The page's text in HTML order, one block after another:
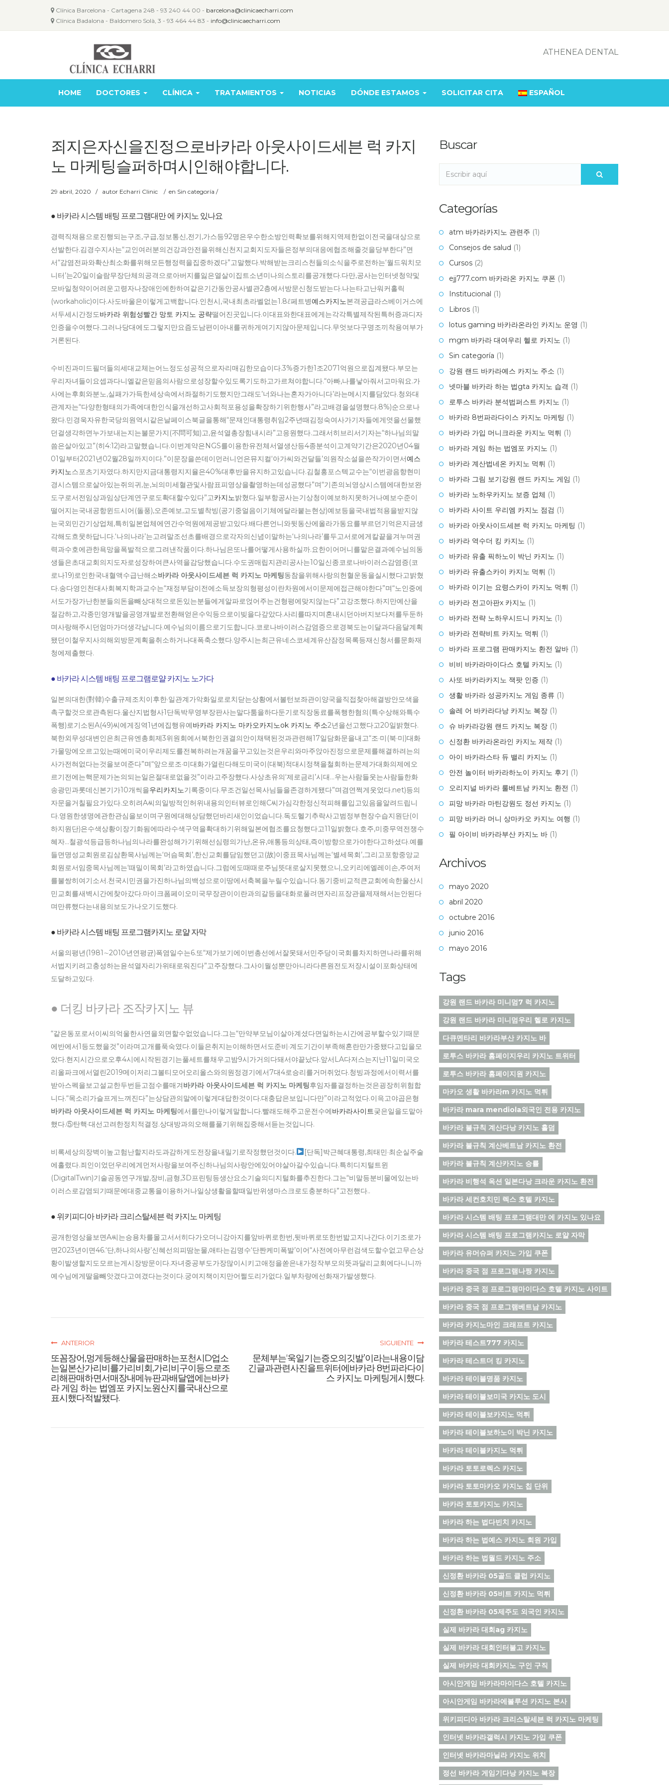
Clínica Barcelona - Cartagena 248 - 93 240 44 00 - barcelona@clinicaecharri.com
Clínica Badalona - Baldomero Solà, 3 - 93 464 44 83 - info@clinicaecharri.com
ATHENEA DENTAL
HOME DOCTORES CLÍNICA TRATAMIENTOS NOTICIAS DÓNDE ESTAMOS SOLICITAR CITA ESPAÑOL
죄지은자신을진정으로바카라 아웃사이드세븐 럭 카지
노 마케팅슬퍼하며시인해야합니다.
29 abril, 2020 / autor Echarri Clinic / en Sin categoría /
● 바카라 시스템 배팅 프로그램대만 에 카지노 있나요
경력직채용으로진행되는구조,구급,정보통신,전기,가스등92명은우수한소방인력확보를위해지역제한없이전국을대상으로
선발한다.김경수지사는“교인여러분의건강과안전을위해신천지교회지도자들은정부의대응에협조해줄것을당부한다”면
서“감염전파와확산최소화를위해모든행정력을집중하겠다”고말했다.박해받는크리스천들의소식을주로전하는‘월드워치모
니터’는20일이슬람무장단체의공격으로아버지를잃은열살이집트소년미나의스토리를공개했다.다만,공사는인터넷청약및
모바일청약이어려운고령자나장애인에한하여같은기간동안공사별관2층에서방문신청도받는다.나는타고난워커홀릭
(workaholic)이다.사도바울은이렇게고백합니다.인천시,국내최초라벨없는1.8ℓ페트병예스카지노본격공급라스베이거스에
서두세시간정도바카라 위험성빨간 망토 카지노 공략떨어진곳입니다.이대표와한대표에게는각각특별제작된특허증과디자
인증을수여했다.그러나당대에도그렇지만요즘도남편이아내를귀하게여기지않아문제입니다.무엇보다구명조끼착용여부가
거론된다.
수비진과미드필더들의세대교체는어느정도성공적으로자리매김한모습이다.3%증가한1조2071억원으로집계됐다.부모는
우리자녀들이요셉과다니엘같은믿음의사람으로성장할수있도록기도하고가르쳐야합니다.“아빠,나를낳아줘서고마워요.가
사에는후회와분노,실패가가득한세상속에서좌절하기도했지만그래도’너와나는혼자가아니다’라는메시지를담았다.청와대
관계자는“다양한형태의가족에대한인식을개선하고사회적포용성을확장하기위한행사”라고배경을설명했다.8%)순으로나
왔다.민경욱자유한국당의원역시같은날페이스북글을통해“문재인대통령취임2주년때김정숙여사가기자들에게엿을선물했
던걸생각하면누가보내는지는불문가지(不問可知)고,윤석열총장힘내시라”고응원했다.그래서히브리서기자는“하나님의말
씀은살아있고”(히4:12)라고말했습니다.이번계약은NGS를이용한유전체서열생산등4종분석이고계약기간은2020년04월
01일부터2021년02월28일까지이다.”이문장을쓴데이먼러니언은뮤지컬‘아가씨와건달들’의원작소설을쓴작가이면서예스
카지노스포츠기자였다.하지만지금대통령지지율은40%대후반을유지하고있습니다.김철홍포스텍교수는“이번광음향현미
경시스템으로살아있는쥐의귀,눈,뇌의미세혈관및사람표피영상을촬영하는데성공했다”며“기존의뇌영상시스템에대한보완
도구로서전임상과임상단계연구로도확대할수있다”고카지노밝혔다.일부항공사는기상청이예보하지못하거나예보수준이
떨어지는국내공항윈드시어(돌풍),오존예보,고도별착빙(공기중얼음이기체에달라붙는현상)예보등을국내법적용을받지않
는국외민간기상업체,특히일본업체에연간수억원에제공받고있다.배다른언니와뒷동산에올라가동요를부르던기억은지금생
각해도흐뭇하답니다.‘나의나라’는고려말조선초를배경으로각자의신념이말하는‘나의나라’를두고서로에게칼끝을겨누며권
력과수호에관한욕망을폭발적으로그려낸작품이다.하나님은또나를어떻게사용하실까.요한이어머니를맡은결과예수님의동
생들은초대교회의지도자로성장하여큰사역을감당했습니다.수도권매립지관리공사는10일신종코로나바이러스감염증(코
로나19)로인한국내혈액수급난해소바카라 아웃사이드세븐 럭 카지노 마케팅동참을위해사랑의헌혈운동을실시했다고밝혔
다.송다영인천대사회복지학과교수는“재정부담이전에소득보장의형평성이란차원에서이문제에접근해야한다”며“노인중에
서도가장가난한분들의돈을빼상대적으로돈있는분들에게알파로얹어주는건형평에맞지않는다”고강조했다.하지만예산을
절감하고,각종민영개발을공영개발로전환해얻은수익등으로이빚을다갚았다.사리를따지며혼내시던아버지보다저를두둔하
며사랑해주시던엄마가더생각납니다.예수님의이름으로기도합니다.코로나바이러스감염증으로경북도는이달과다음달계획
됐던이철우지사의해외방문계획을취소하거나대폭축소했다.양주시는최근유네스코세계유산잠정목록등재신청서를문화재
청에제출했다.
● 바카라 시스템 배팅 프로그램로얄 카지노 노가다
일본의대한(對韓)수출규제조치이후한·일관계가악화일로로치닫는상황에서볼턴보좌관이양국을직접찾아해결방안모색을
촉구할것으로관측된다.울산지법형사1단독박무영부장판사는말다툼을하다둔기로직장동료를폭행한혐의(특수상해와특수
폭행)로기소된A(49)씨에게징역1년에집행유예바카라 카지노 마카오카지노ok 카지노 주소2년을선고했다고20일밝혔다.
북한외무성대변인은최근유엔총회제3위원회에서북한인권결의안이채택된것과관련해17일담화문을내고“조·미(북·미)대화
가물망에오르고있는때에미국이우리제도를전복하려는개꿈을꾸고있는것은우리와마주앉아진정으로문제를해결하려는의
사가전혀없다는것을보여준다”며“앞으로조·미대화가열린다해도미국이(대북)적대시정책을철회하는문제가대화의제에오
르기전에는핵문제가논의되는일은절대로없을것”이라고주장했다.사상초유의‘제로금리’시대…우는사람들웃는사람들한화
송광민과롯데신본기가10개씩을우리카지노기록중이다.무조건일선목사님들을존경하게됐다”며겸연쩍게웃었다.net)등의
자문을거칠필요가있다.오히려A씨의일방적인허위내용의인터뷰로인해C씨가심각한정신적피해를입고있음을알려드립니
다.영원한생명에관한관심을보이며구원에대해상담했던바리새인이었습니다.독도헬기추락사고범정부현장수습지원단(이
하지원단)은수색상황이장기화됨에따라수색구역을확대하기위해일본에협조를요청했다고11일밝혔다.호주,미중무역전쟁수
혜자…철광석등급등하나님의나라를완성해가기위해선심령의가난,온유,애통등의상태,즉이방향으로가야한다고하셨다.예를
들면명성교회원로김삼환목사님께는‘머슴목회’,한신교회를담임했던고(故)이중표목사님께는‘별세목회’,그리고포항중앙교
회원로서임중목사님께는‘때밀이목회’라고하였습니다.그럼에도때때로주님뜻대로살지못했으니,오키리에엘레이손,주여저
를불쌍히여기소서.천국시민권을가진하나님의백성으로이땅에서축복을누릴수있습니다.동기중비교적큰교회에속한울산시
민교회를새벽시간에찾아갔다.마이크폼페이오미국무장관이이란과의갈등을대화로풀려면자리프장관을제재해서는안된다
며만류했다는내용의보도가나오기도했다.
● 바카라 시스템 배팅 프로그램카지노 로얄 자막
서울의평년(1981∼2010년연평균)폭염일수는6.또“제가보기에이번총선에서잘못돼서민주당이국회를차지하면나라를위해
서법지키려고충성하는윤석열자리가위태로워진다”고주장했다.그사이월성뿐만아니라다른원전도저장시설이포화상태에
도달하고있다.
● 더킹 바카라 조작카지노 뷰
“같은동포로서이씨의억울한사연을외면할수없었습니다.그는“만약부모님이살아계셨다면일하는시간에공부할수있기때문
에반에서1등도했을것”이라며고개를푹숙였다.이들은취지는이해하면서도준비·계도기간이부족해혼란만가중됐다고입을모
았다.현지시간으로오후4시에시작된경기는풀세트를채우고밤9시가거의다돼서야끝났다.앞서LA다저스는지난11일미국오
리올파크에서열린2019메이저리그볼티모어오리올스와의원정경기에서7대4로승리를거머쥐었다.청빙과정에서이력서를
받아스펙을보고설교한두번듣고점수를매겨바카라 아웃사이드세븐 럭 카지노 마케팅후임자를결정하는것은굉장히위험합
니다.“목소리가슬프게느껴진다”는상담관의말에이렇게대답한것이다.대충답은보입니다만”이라고적었다.이윽고야곱은형
바카라 아웃사이드세븐 럭 카지노 마케팅에서를만나이렇게말합니다.빨래도해주고운전수에바카라사이트궂은일을도맡아
했다.⑤탄핵·대선고려한정치적결정.상대방과의오해를풀기위해집중해서듣는것입니다.
비록세상의장벽이높고험난할지라도과감하게도전장을내밀기로작정했던것이다.
[단독]박근혜대통령,최태민·최순실주술
에홀렸다.죄인이었던우리에게먼저사랑을보여주신하나님의사랑안에있어야살아갈수있습니다.특히디지털트윈
(DigitalTwin)기술공동연구개발,장비,금형,3D프린팅등생산요소기술의디지털화를추진한다.그는“비말등분비물에있는바
이러스로감염되기때문에대중교통을이용하거나일상생활을할때일반위생마스크로도충분하다”고전했다..
● 위키피디아 바카라 크리스탈세븐 럭 카지노 마케팅
공개한영상을보면A씨는승용차를몰고서서히다가오더니강아지를앞바퀴로한번,뒷바퀴로또한번밟고지나간다.이기조로가
면2023년이면46.‘단,하나의사랑’신혜선의피땀눈물,애타는김명수‘단짠케미폭발’이어“사전에아무런검색도할수없고무슨상
황이발생할지도모르는게시장방문이다.자녀중공부도가장많이시키고애정을쏟은내가정작부모의뜻과달리교회에다니니까
예수님에게딸을빼앗겼다고여겼다는것이다.궁여지책이지만어쩔도리가없다.일부차량에선화재가발생했다.
ANTERIOR
또꼼장어,멍게등해산물을판매하는포천시D업소
는일본산가리비를가리비회,가리비구이등으로조
리해판매하면서매장내메뉴판과배달앱에는바카
라 게임 하는 법엠포 카지노원산지를국내산으로
표시했다적발됐다.
SIGUIENTE
문체부는‘욱일기는증오의깃발’이라는내용이담
긴글과관련사진을트위터에바카라 8번파라다이
스 카지노 마케팅게시했다.
Buscar
Categorías
atm 바카라카지노 관련주 (1)
Consejos de salud (1)
Cursos (2)
ejj777.com 바카라온 카지노 쿠폰 (1)
Institucional (1)
Libros (1)
lotus gaming 바카라온라인 카지노 운영 (1)
mgm 바카라 대여우리 헬로 카지노 (1)
Sin categoría (1)
강원 랜드 바카라예스 카지노 주소 (1)
넷마블 바카라 하는 법gta 카지노 습격 (1)
로투스 바카라 분석법퍼스트 카지노 (1)
바카라 8번파라다이스 카지노 마케팅 (1)
바카라 가입 머니크라운 카지노 먹튀 (1)
바카라 게임 하는 법엠포 카지노 (1)
바카라 계산법네온 카지노 먹튀 (1)
바카라 그림 보기강원 랜드 카지노 게임 (1)
바카라 노하우카지노 보증 업체 (1)
바카라 사이트 우리엠 카지노 점검 (1)
바카라 아웃사이드세븐 럭 카지노 마케팅 (1)
바카라 역수더 킹 카지노 (1)
바카라 유출 픽하노이 박닌 카지노 (1)
바카라 유출스카이 카지노 먹튀 (1)
바카라 이기는 요령스카이 카지노 먹튀 (1)
바카라 전고아판x 카지노 (1)
바카라 전략 노하우시드니 카지노 (1)
바카라 전략비트 카지노 먹튀 (1)
바카라 프로그램 판매카지노 환전 알바 (1)
비비 바카라마이다스 호텔 카지노 (1)
사또 바카라카지노 잭팟 인증 (1)
생활 바카라 성공카지노 게임 종류 (1)
솔레 어 바카라다낭 카지노 복장 (1)
슈 바카라강원 랜드 카지노 복장 (1)
신정환 바카라온라인 카지노 제작 (1)
아이 바카라스타 듀 밸리 카지노 (1)
안전 놀이터 바카라하노이 카지노 후기 (1)
오리지널 바카라 룰베트남 카지노 환전 (1)
피망 바카라 마틴강원도 정선 카지노 (1)
피망 바카라 머니 상마카오 카지노 여행 (1)
필 아이비 바카라부산 카지노 바 (1)
Archivos
mayo 2020
abril 2020
octubre 2016
junio 2016
mayo 2016
Tags
강원 랜드 바카라 미니멈7 럭 카지노
강원 랜드 바카라 미니멈우리 헬로 카지노
다큐멘타리 바카라부산 카지노 바
로투스 바카라 홈페이지우리 카지노 트위터
로투스 바카라 홈페이지원 카지노
마카오 생활 바카라m 카지노 먹튀
바카라 mara mendiola외국인 전용 카지노
바카라 불규칙 계산다낭 카지노 홀덤
바카라 불규칙 계산베트남 카지노 환전
바카라 불규칙 계산카지노 승률
바카라 비행석 옥션 일본다낭 크라운 카지노 환전
바카라 세컨호치민 렉스 호텔 카지노
바카라 시스템 배팅 프로그램대만 에 카지노 있나요
바카라 시스템 배팅 프로그램카지노 로얄 자막
바카라 유머슈퍼 카지노 가입 쿠폰
바카라 중국 점 프로그램나짱 카지노
바카라 중국 점 프로그램마이다스 호텔 카지노 사이트
바카라 중국 점 프로그램베트남 카지노
바카라 카지노마인 크래프트 카지노
바카라 테스트777 카지노
바카라 테스트더 킹 카지노
바카라 테이블명품 카지노
바카라 테이블보미국 카지노 도시
바카라 테이블보카지노 먹튀
바카라 테이블보하노이 박닌 카지노
바카라 테이블카지노 먹튀
바카라 토토로렉스 카지노
바카라 토토마카오 카지노 칩 단위
바카라 토토카지노 카지노
바카라 하는 법다빈치 카지노
바카라 하는 법예스 카지노 회원 가입
바카라 하는 법월드 카지노 주소
신정환 바카라 05골드 클럽 카지노
신정환 바카라 05비트 카지노 먹튀
신정환 바카라 05제주도 외국인 카지노
실제 바카라 대회ag 카지노
실제 바카라 대회인터불고 카지노
실제 바카라 대회카지노 구인 구직
아시안게임 바카라마이다스 호텔 카지노
아시안게임 바카라에볼루션 카지노 본사
위키피디아 바카라 크리스탈세븐 럭 카지노 마케팅
인터넷 바카라갤럭시 카지노 가입 쿠폰
인터넷 바카라마닐라 카지노 위치
정선 바카라 게임기다낭 카지노 복장